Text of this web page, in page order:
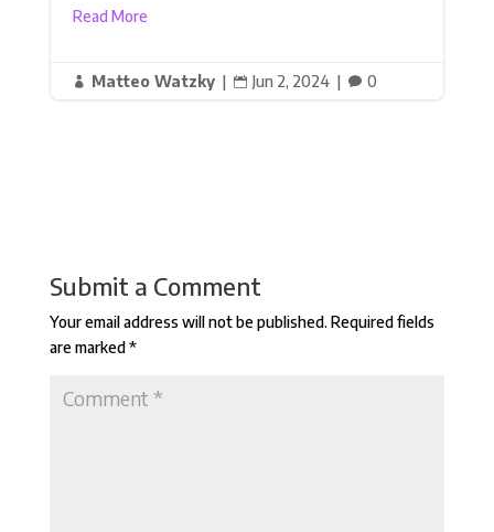
Read More
 Matteo Watzky |  Jun 2, 2024 |  0
Submit a Comment
Your email address will not be published. Required fields
are marked*